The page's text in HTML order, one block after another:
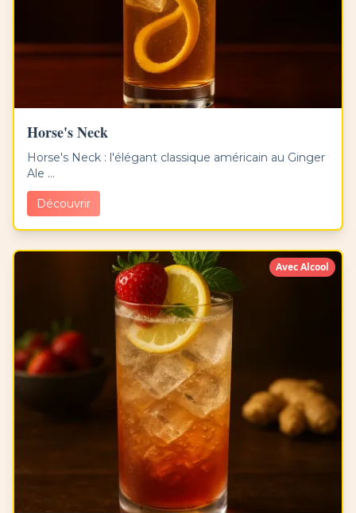
Horse's Neck
Horse's Neck : l'élégant classique américain au Ginger
Ale ...
Découvrir
Avec Alcool